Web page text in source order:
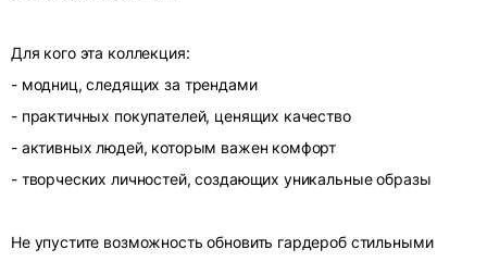
Для кого эта коллекция:
- модниц, следящих за трендами
- практичных покупателей, ценящих качество
- активных людей, которым важен комфорт
- творческих личностей, создающих уникальные образы
Не упустите возможность обновить гардероб стильными